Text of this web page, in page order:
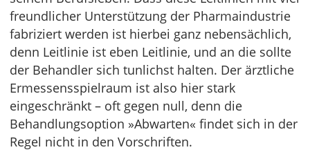
freundlicher Unterstützung der Pharmaindustrie
fabriziert werden ist hierbei ganz nebensächlich,
denn Leitlinie ist eben Leitlinie, und an die sollte
der Behandler sich tunlichst halten. Der ärztliche
Ermessensspielraum ist also hier stark
eingeschränkt – oft gegen null, denn die
Behandlungsoption »Abwarten« findet sich in der
Regel nicht in den Vorschriften.